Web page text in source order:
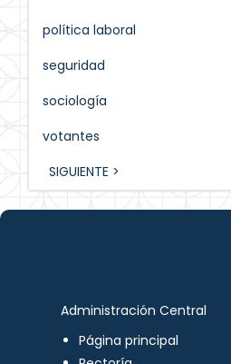
política laboral
seguridad
sociología
votantes
SIGUIENTE >
Administración Central
Página principal